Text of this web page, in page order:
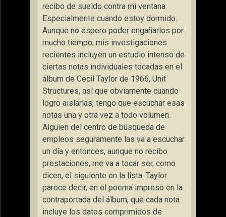
recibo de sueldo contra mi ventana.
Especialmente cuando estoy dormido.
Aunque no espero poder engañarlos por
mucho tiempo, mis investigaciones
recientes incluyen un estudio intenso de
ciertas notas individuales tocadas en el
álbum de Cecil Taylor de 1966, Unit
Structures, así que obviamente cuando
logro aislarlas, tengo que escuchar esas
notas una y otra vez a todo volumen.
Alguien del centro de búsqueda de
empleos seguramente las va a escuchar
un día y entonces, aunque no recibo
prestaciones, me va a tocar ser, como
dicen, el siguiente en la lista. Taylor
parece decir, en el poema impreso en la
contraportada del álbum, que cada nota
incluye los datos comprimidos de